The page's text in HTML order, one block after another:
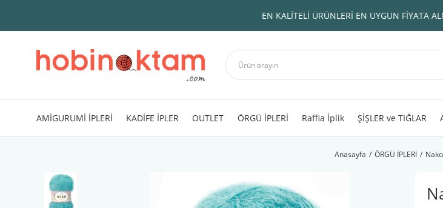
EN KALİTELİ ÜRÜNLERİ EN UYGUN FİYATA
AMİGURUMİ İPLERİ KADİFE İPLER OUTLET ÖRGÜ İPLERİ Raffia İplik ŞİŞLER ve TIĞLAR
Anasayfa ÖRGÜ İPLERİ